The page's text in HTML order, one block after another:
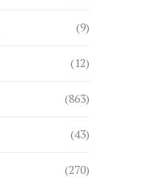
(9)
(12)
(863)
(43)
(270)